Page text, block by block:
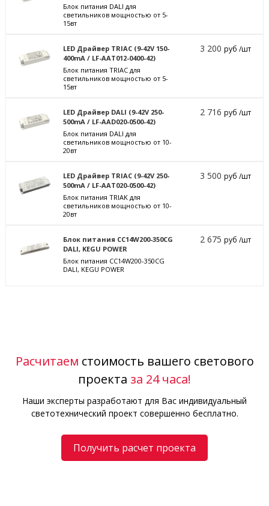
Блок питания DALI для
светильников мощностью от 5-
15вт
LED Драйвер TRIAC (9-42V 150-
400mA / LF-AAT012-0400-42)
Блок питания TRIAC для
светильников мощностью от 5-
15вт
3 200руб /шт
LED Драйвер DALI (9-42V 250-
500mA / LF-AAD020-0500-42)
Блок питания DALI для
светильников мощностью от 10-
20вт
2 716руб /шт
LED Драйвер TRIAC (9-42V 250-
500mA / LF-AAT020-0500-42)
Блок питания TRIAK для
светильников мощностью от 10-
20вт
3 500руб /шт
Блок питания CC14W200-350CG
DALI, KEGU POWER
Блок питания CC14W200-350CG
DALI, KEGU POWER
2 675руб /шт
Расчитаем стоимость вашего светового
проекта за 24 часа!
Наши эксперты разработают для Вас индивидуальный
светотехнический проект совершенно бесплатно.
Получить расчет проекта